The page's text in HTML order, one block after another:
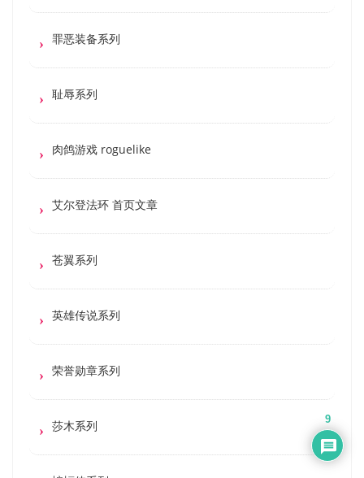
罪恶装备系列
耻辱系列
肉鸽游戏 roguelike
艾尔登法环 首页文章
苍翼系列
英雄传说系列
荣誉勋章系列
莎木系列 9